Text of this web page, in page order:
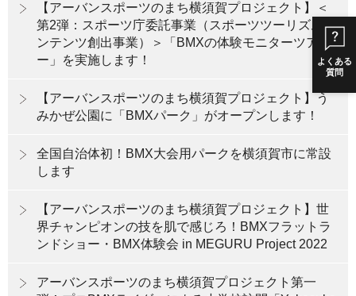
よくある
質問
【アーバンスポーツのまち横須賀プロジェクト】＜
第2弾：スポーツ庁委託事業（スポーツツーリズムコ
ンテンツ創出事業）＞「BMXの体験モニターツア
ー」を実施します！
【アーバンスポーツのまち横須賀プロジェクト】う
みかぜ公園に「BMXパーク」がオープンします！
全国自治体初！BMX大会用パークを横須賀市に常設
します
【アーバンスポーツのまち横須賀プロジェクト】世
界チャンピオンの技を肌で感じろ！BMXフラットラ
ンドショー・BMX体験会 in MEGURU Project 2022
アーバンスポーツのまち横須賀プロジェクト第一